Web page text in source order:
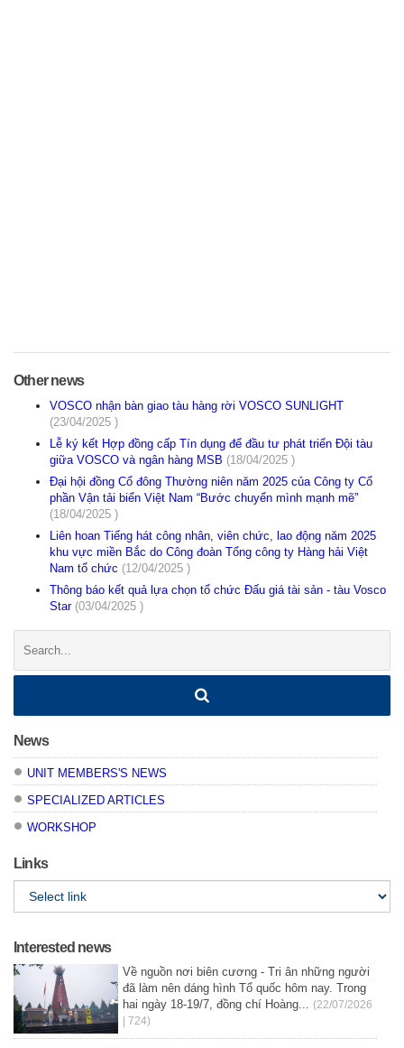
Other news
VOSCO nhận bàn giao tàu hàng rời VOSCO SUNLIGHT
(23/04/2025 )
Lễ ký kết Hợp đồng cấp Tín dụng để đầu tư phát triển Đội tàu
giữa VOSCO và ngân hàng MSB (18/04/2025 )
Đại hội đồng Cổ đông Thường niên năm 2025 của Công ty Cổ
phần Vận tải biển Việt Nam “Bước chuyển mình mạnh mẽ”
(18/04/2025 )
Liên hoan Tiếng hát công nhân, viên chức, lao động năm 2025
khu vực miền Bắc do Công đoàn Tổng công ty Hàng hải Việt
Nam tổ chức (12/04/2025 )
Thông báo kết quả lựa chọn tổ chức Đấu giá tài sản - tàu Vosco
Star (03/04/2025 )
News
UNIT MEMBERS'S NEWS
SPECIALIZED ARTICLES
WORKSHOP
Links
Interested news
Về nguồn nơi biên cương - Tri ân những người
đã làm nên dáng hình Tổ quốc hôm nay. Trong
hai ngày 18-19/7, đồng chí Hoàng... (22/07/2026
| 724)